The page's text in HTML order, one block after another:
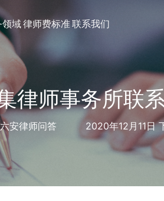
领域律师费标准联系我们
律师事务所联
六安律师问答 2020年12月11日